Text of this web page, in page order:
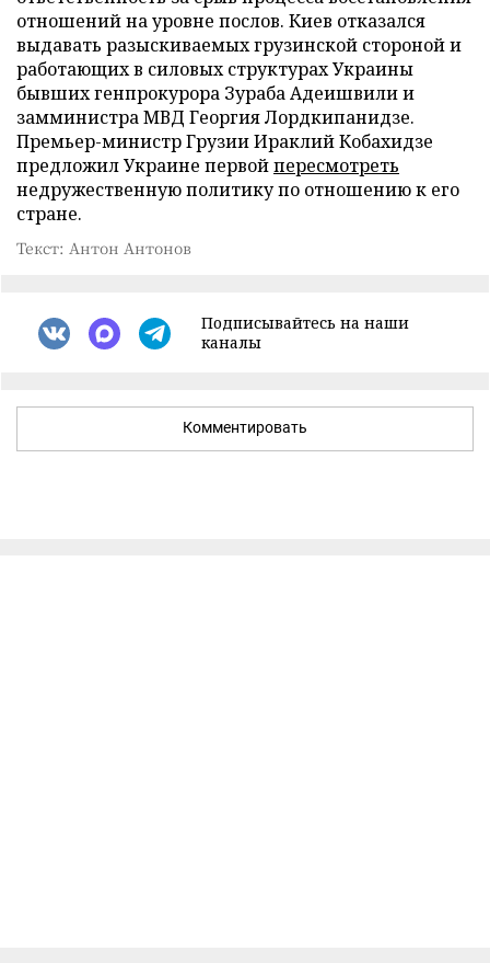
отношений на уровне послов. Киев отказался
выдавать разыскиваемых грузинской стороной и
работающих в силовых структурах Украины
бывших генпрокурора Зураба Адеишвили и
замминистра МВД Георгия Лордкипанидзе.
Премьер-министр Грузии Ираклий Кобахидзе
предложил Украине первойпересмотреть
недружественную политику по отношению к его
стране.
Текст: Антон Антонов
Подписывайтесь на наши
каналы
Комментировать